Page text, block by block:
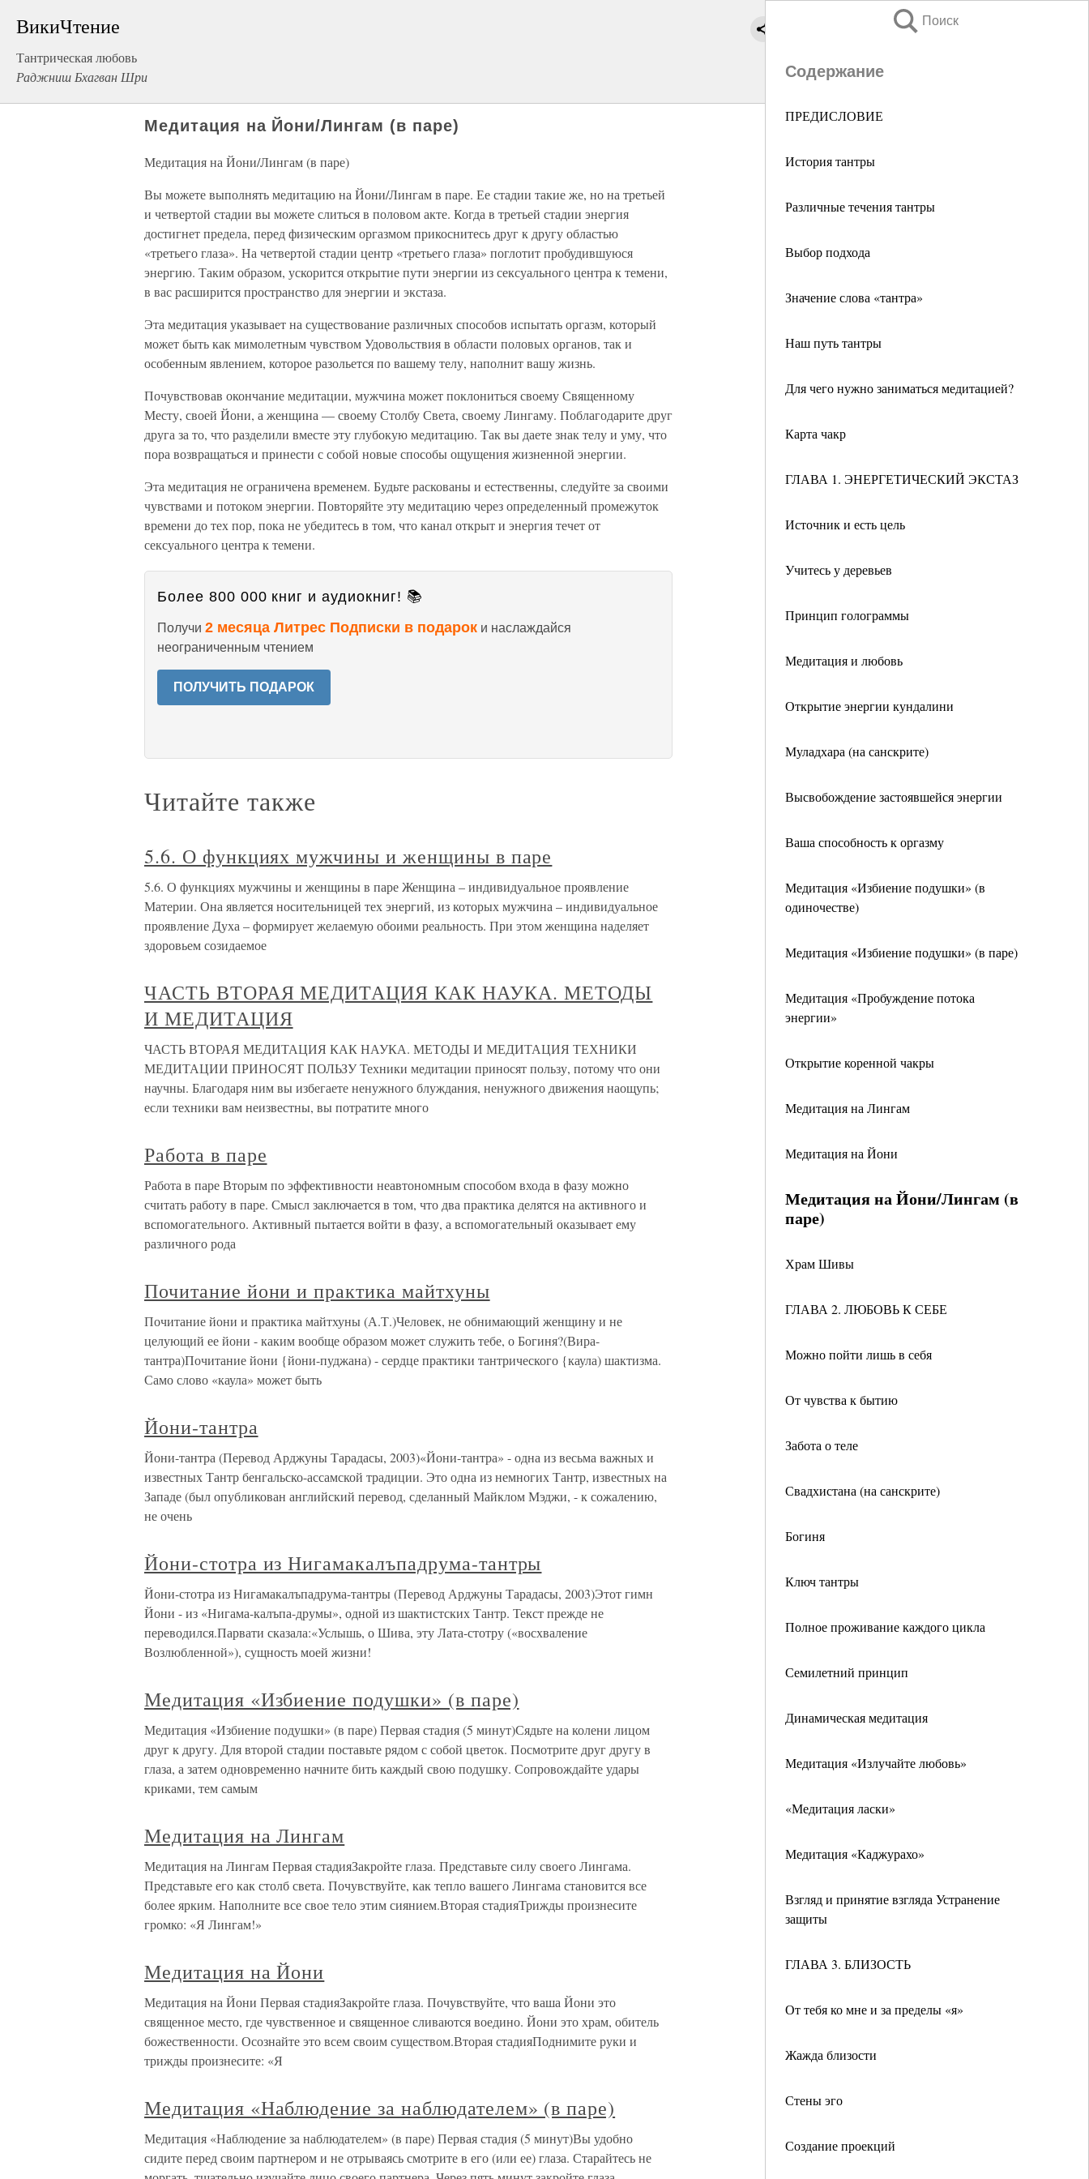
ВикиЧтение
Тантрическая любовь
Раджниш Бхагван Шри
Поиск
Содержание
ПРЕДИСЛОВИЕ
История тантры
Различные течения тантры
Выбор подхода
Значение слова «тантра»
Наш путь тантры
Для чего нужно заниматься медитацией?
Карта чакр
ГЛАВА 1. ЭНЕРГЕТИЧЕСКИЙ ЭКСТАЗ
Источник и есть цель
Учитесь у деревьев
Принцип голограммы
Медитация и любовь
Открытие энергии кундалини
Муладхара (на санскрите)
Высвобождение застоявшейся энергии
Ваша способность к оргазму
Медитация «Избиение подушки» (в
одиночестве)
Медитация «Избиение подушки» (в паре)
Медитация «Пробуждение потока
энергии»
Открытие коренной чакры
Медитация на Лингам
Медитация на Йони
Медитация на Йони/Лингам (в
паре)
Храм Шивы
ГЛАВА 2. ЛЮБОВЬ К СЕБЕ
Можно пойти лишь в себя
От чувства к бытию
Забота о теле
Свадхистана (на санскрите)
Богиня
Ключ тантры
Полное проживание каждого цикла
Семилетний принцип
Динамическая медитация
Медитация «Излучайте любовь»
«Медитация ласки»
Медитация «Каджурахо»
Взгляд и принятие взгляда Устранение
защиты
ГЛАВА 3. БЛИЗОСТЬ
От тебя ко мне и за пределы «я»
Жажда близости
Стены эго
Создание проекций
Медитация на Йони/Лингам (в паре)
Медитация на Йони/Лингам (в паре)
Вы можете выполнять медитацию на Йони/Лингам в паре. Ее стадии такие же, но на третьей
и четвертой стадии вы можете слиться в половом акте. Когда в третьей стадии энергия
достигнет предела, перед физическим оргазмом прикоснитесь друг к другу областью
«третьего глаза». На четвертой стадии центр «третьего глаза» поглотит пробудившуюся
энергию. Таким образом, ускорится открытие пути энергии из сексуального центра к темени,
в вас расширится пространство для энергии и экстаза.
Эта медитация указывает на существование различных способов испытать оргазм, который
может быть как мимолетным чувством Удовольствия в области половых органов, так и
особенным явлением, которое разольется по вашему телу, наполнит вашу жизнь.
Почувствовав окончание медитации, мужчина может поклониться своему Священному
Месту, своей Йони, а женщина — своему Столбу Света, своему Лингаму. Поблагодарите друг
друга за то, что разделили вместе эту глубокую медитацию. Так вы даете знак телу и уму, что
пора возвращаться и принести с собой новые способы ощущения жизненной энергии.
Эта медитация не ограничена временем. Будьте раскованы и естественны, следуйте за своими
чувствами и потоком энергии. Повторяйте эту медитацию через определенный промежуток
времени до тех пор, пока не убедитесь в том, что канал открыт и энергия течет от
сексуального центра к темени.
Более 800 000 книг и аудиокниг! 📚
Получи 2 месяца Литрес Подписки в подарок и наслаждайся
неограниченным чтением
ПОЛУЧИТЬ ПОДАРОК
Читайте также
5.6. О функциях мужчины и женщины в паре
5.6. О функциях мужчины и женщины в паре Женщина – индивидуальное проявление
Материи. Она является носительницей тех энергий, из которых мужчина – индивидуальное
проявление Духа – формирует желаемую обоими реальность. При этом женщина наделяет
здоровьем созидаемое
ЧАСТЬ ВТОРАЯ МЕДИТАЦИЯ КАК НАУКА. МЕТОДЫ
И МЕДИТАЦИЯ
ЧАСТЬ ВТОРАЯ МЕДИТАЦИЯ КАК НАУКА. МЕТОДЫ И МЕДИТАЦИЯ ТЕХНИКИ
МЕДИТАЦИИ ПРИНОСЯТ ПОЛЬЗУ Техники медитации приносят пользу, потому что они
научны. Благодаря ним вы избегаете ненужного блуждания, ненужного движения наощупь;
если техники вам неизвестны, вы потратите много
Работа в паре
Работа в паре Вторым по эффективности неавтономным способом входа в фазу можно
считать работу в паре. Смысл заключается в том, что два практика делятся на активного и
вспомогательного. Активный пытается войти в фазу, а вспомогательный оказывает ему
различного рода
Почитание йони и практика майтхуны
Почитание йони и практика майтхуны (А.Т.)Человек, не обнимающий женщину и не
целующий ее йони - каким вообще образом может служить тебе, о Богиня?(Вира-
тантра)Почитание йони {йони-пуджана) - сердце практики тантрического {каула) шактизма.
Само слово «каула» может быть
Йони-тантра
Йони-тантра (Перевод Арджуны Тарадасы, 2003)«Йони-тантра» - одна из весьма важных и
известных Тантр бенгальско-ассамской традиции. Это одна из немногих Тантр, известных на
Западе (был опубликован английский перевод, сделанный Майклом Мэджи, - к сожалению,
не очень
Йони-стотра из Нигамакалъпадрума-тантры
Йони-стотра из Нигамакалъпадрума-тантры (Перевод Арджуны Тарадасы, 2003)Этот гимн
Йони - из «Нигама-калъпа-друмы», одной из шактистских Тантр. Текст прежде не
переводился.Парвати сказала:«Услышь, о Шива, эту Лата-стотру («восхваление
Возлюбленной»), сущность моей жизни!
Медитация «Избиение подушки» (в паре)
Медитация «Избиение подушки» (в паре) Первая стадия (5 минут)Сядьте на колени лицом
друг к другу. Для второй стадии поставьте рядом с собой цветок. Посмотрите друг другу в
глаза, а затем одновременно начните бить каждый свою подушку. Сопровождайте удары
криками, тем самым
Медитация на Лингам
Медитация на Лингам Первая стадияЗакройте глаза. Представьте силу своего Лингама.
Представьте его как столб света. Почувствуйте, как тепло вашего Лингама становится все
более ярким. Наполните все свое тело этим сиянием.Вторая стадияТрижды произнесите
громко: «Я Лингам!»
Медитация на Йони
Медитация на Йони Первая стадияЗакройте глаза. Почувствуйте, что ваша Йони это
священное место, где чувственное и священное сливаются воедино. Йони это храм, обитель
божественности. Осознайте это всем своим существом.Вторая стадияПоднимите руки и
трижды произнесите: «Я
Медитация «Наблюдение за наблюдателем» (в паре)
Медитация «Наблюдение за наблюдателем» (в паре) Первая стадия (5 минут)Вы удобно
сидите перед своим партнером и не отрываясь смотрите в его (или ее) глаза. Старайтесь не